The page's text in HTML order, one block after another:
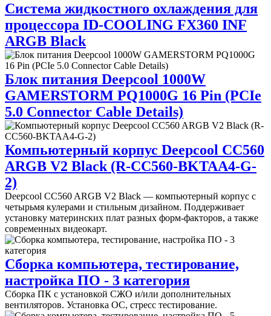
Система жидкостного охлаждения для
процессора ID-COOLING FX360 INF
ARGB Black
Блок питания Deepcool 1000W
GAMERSTORM PQ1000G 16 Pin (PCIe
5.0 Connector Cable Details)
Компьютерный корпус Deepcool CC560
ARGB V2 Black (R-CC560-BKTAA4-G-
2)
Deepcool CC560 ARGB V2 Black — компьютерный корпус с
четырьмя кулерами и стильным дизайном. Поддерживает
установку материнских плат разных форм-факторов, а также
современных видеокарт.
Сборка компьютера, тестирование,
настройка ПО - 3 категория
Сборка ПК с установкой СЖО и/или дополнительных
вентиляторов. Установка ОС, стресс тестирование.